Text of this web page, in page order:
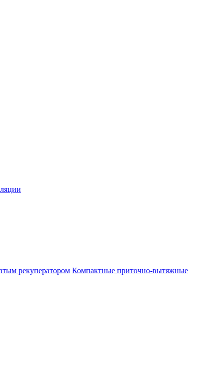
рекуператором Компактные приточно-вытяжные